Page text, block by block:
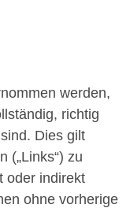
werden,
richtig
Dies gilt
(„Links“) zu
oder indirekt
ohne vorherige